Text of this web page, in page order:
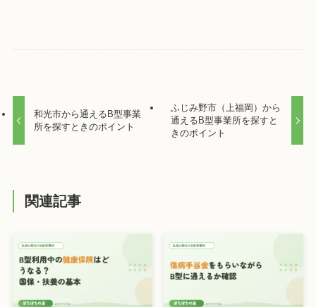
和光市から通えるB型事業
所を探すときのポイント
ふじみ野市（上福岡）から
通えるB型事業所を探すと
きのポイント
関連記事